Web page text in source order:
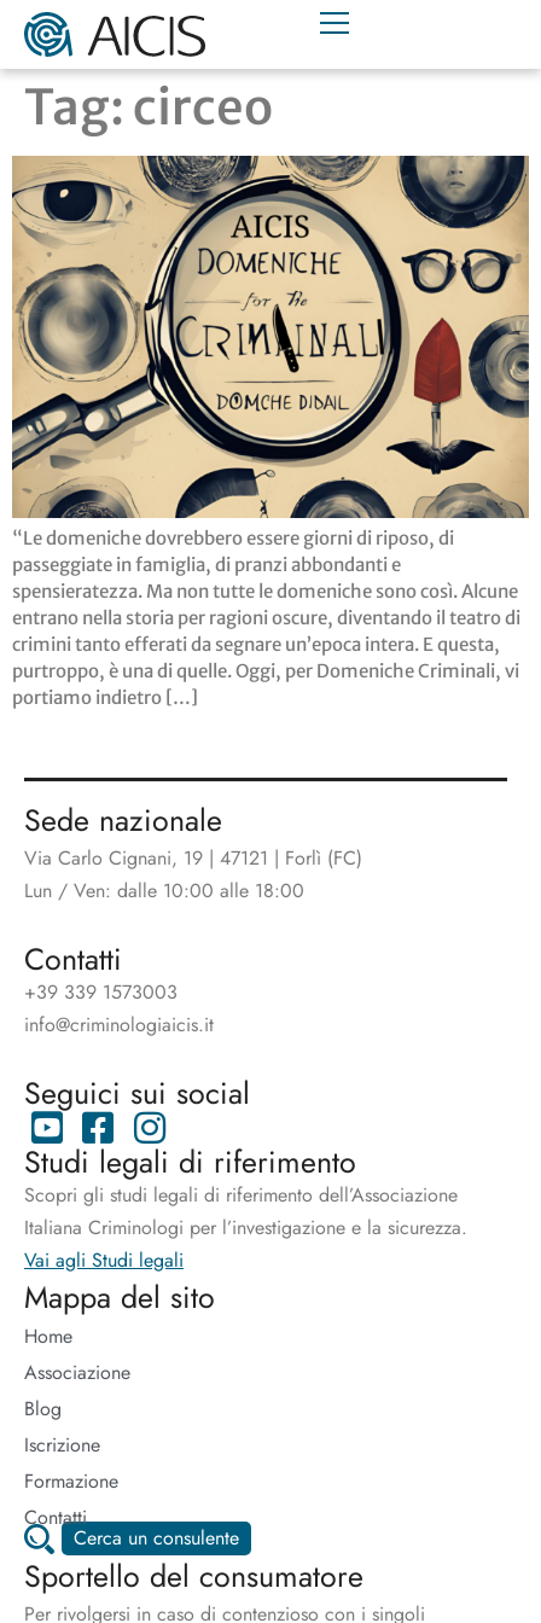
Tag: circeo
“Le domeniche dovrebbero essere giorni di riposo, di
passeggiate in famiglia, di pranzi abbondanti e
spensieratezza. Ma non tutte le domeniche sono così. Alcune
entrano nella storia per ragioni oscure, diventando il teatro di
crimini tanto efferati da segnare un’epoca intera. E questa,
purtroppo, è una di quelle. Oggi, per Domeniche Criminali, vi
portiamo indietro […]
Sede nazionale
Via Carlo Cignani, 19 | 47121 | Forlì (FC)
Lun / Ven: dalle 10:00 alle 18:00
Contatti
+39 339 1573003
info@criminologiaicis.it
Seguici sui social
Studi legali di riferimento
Scopri gli studi legali di riferimento dell’Associazione
Italiana Criminologi per l’investigazione e la sicurezza.
Vai agli Studi legali
Mappa del sito
Home
Associazione
Blog
Iscrizione
Formazione
Contatti
Cerca un consulente
Sportello del consumatore
Per rivolgersi in caso di contenzioso con i singoli